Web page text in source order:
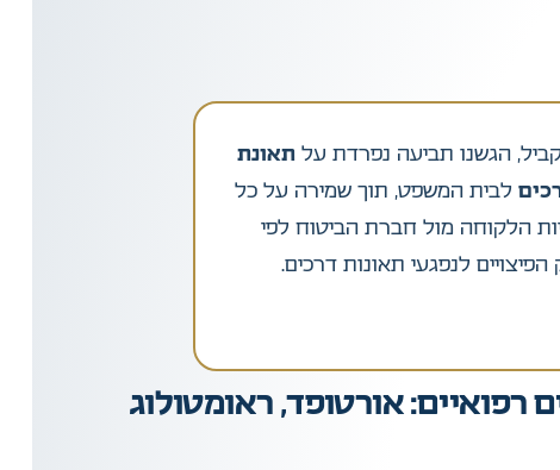
הגשנו תביעה נפרדת עלתאונת
לבית המשפט, תוך שמירה על כל
הלקוחה מול חברת הביטוח לפי
הפיצויים לנפגעי תאונות דרכים.
אורטופד, ראומטולוג